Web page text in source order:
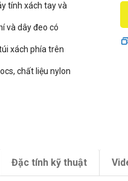
tính xách tay và
và dây đeo có
xách phía trên
chất liệu nylon
Đặc tính kỹ thuật